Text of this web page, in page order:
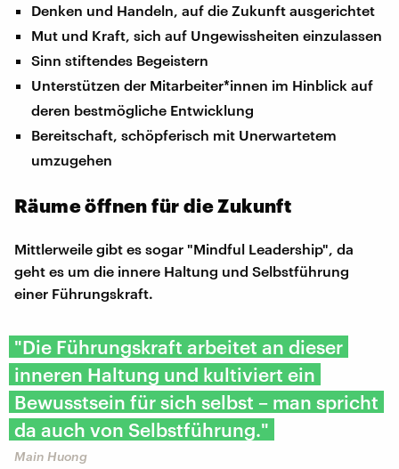
Denken und Handeln, auf die Zukunft ausgerichtet
Mut und Kraft, sich auf Ungewissheiten einzulassen
Sinn stiftendes Begeistern
Unterstützen der Mitarbeiter*innen im Hinblick auf
deren bestmögliche Entwicklung
Bereitschaft, schöpferisch mit Unerwartetem
umzugehen
Räume öffnen für die Zukunft
Mittlerweile gibt es sogar "Mindful Leadership", da
geht es um die innere Haltung und Selbstführung
einer Führungskraft.
"Die Führungskraft arbeitet an dieser
inneren Haltung und kultiviert ein
Bewusstsein für sich selbst – man spricht
da auch von Selbstführung."
Main Huong